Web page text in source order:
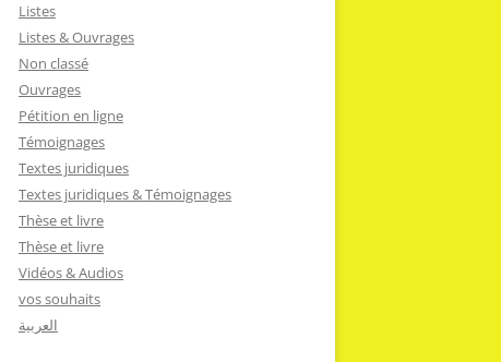
Listes
Listes & Ouvrages
Non classé
Ouvrages
Pétition en ligne
Témoignages
Textes juridiques
Textes juridiques & Témoignages
Thèse et livre
Thèse et livre
Vidéos & Audios
vos souhaits
العربية